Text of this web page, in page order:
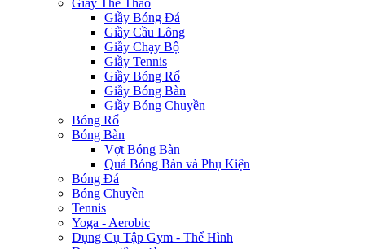
Giầy Thể Thao
Giầy Bóng Đá
Giầy Cầu Lông
Giầy Chạy Bộ
Giầy Tennis
Giầy Bóng Rổ
Giầy Bóng Bàn
Giầy Bóng Chuyền
Bóng Rổ
Bóng Bàn
Vợt Bóng Bàn
Quả Bóng Bàn và Phụ Kiện
Bóng Đá
Bóng Chuyền
Tennis
Yoga - Aerobic
Dụng Cụ Tập Gym - Thể Hình